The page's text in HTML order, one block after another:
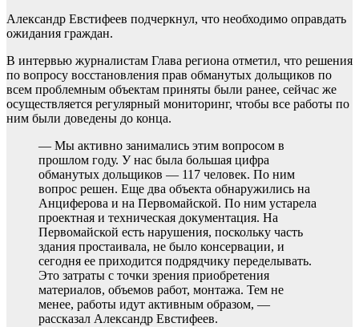
Александр Евстифеев подчеркнул, что необходимо оправдать
ожидания граждан.
В интервью журналистам Глава региона отметил, что решения
по вопросу восстановления прав обманутых дольщиков по
всем проблемным объектам приняты были ранее, сейчас же
осуществляется регулярный мониторинг, чтобы все работы по
ним были доведены до конца.
— Мы активно занимались этим вопросом в
прошлом году. У нас была большая цифра
обманутых дольщиков — 117 человек. По ним
вопрос решен. Еще два объекта обнаружились на
Анциферова и на Первомайской. По ним устарела
проектная и техническая документация. На
Первомайской есть нарушения, поскольку часть
здания простаивала, не было консервации, и
сегодня ее приходится подрядчику переделывать.
Это затраты с точки зрения приобретения
материалов, объемов работ, монтажа. Тем не
менее, работы идут активным образом, —
рассказал Александр Евстифеев.